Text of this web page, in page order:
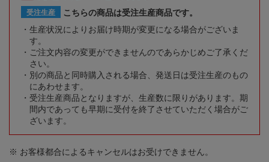
受注生産
こちらの商品は受注生産商品です。
生産状況によりお届け時期が変更になる場合がございま
す。
ご注文内容の変更ができませんのであらかじめご了承くだ
さい。
別の商品と同時購入される場合、発送日は受注生産のもの
にあわせます。
受注生産商品となりますが、生産数に限りがあります。期
間内であっても早期に受付を終了させていただく場合がご
ざいます。
※ お客様都合によるキャンセルはお受けできません。